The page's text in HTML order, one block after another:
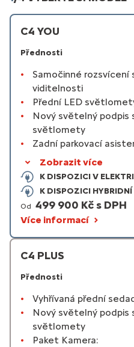
C4 YOU
Přednosti
Samočinné rozsvícení
viditelnosti
Přední LED
Nový světelný podpis
světlomety
Zadní parkovací
Zobrazit více
K DISPOZICI V
K DISPOZICI HYBRIDNÍ
Od 499 900 Kč s DPH
Více informací
C4 PLUS
Přednosti
Vyhřívaná přední
Nový světelný podpis
světlomety
Paket Kamera: